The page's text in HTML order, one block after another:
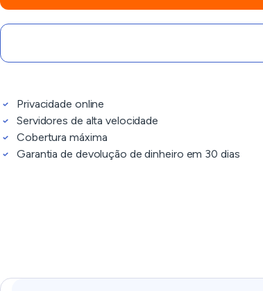
Privacidade online
Servidores de alta velocidade
Cobertura máxima
Garantia de devolução de dinheiro em 30 dias